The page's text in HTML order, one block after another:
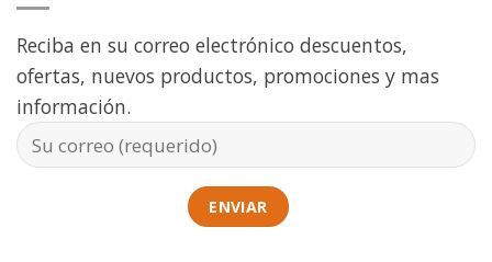
Reciba en su correo electrónico descuentos,
ofertas, nuevos productos, promociones y mas
información.